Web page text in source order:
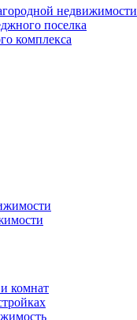
недвижимости
поселка
комплекса
комнат